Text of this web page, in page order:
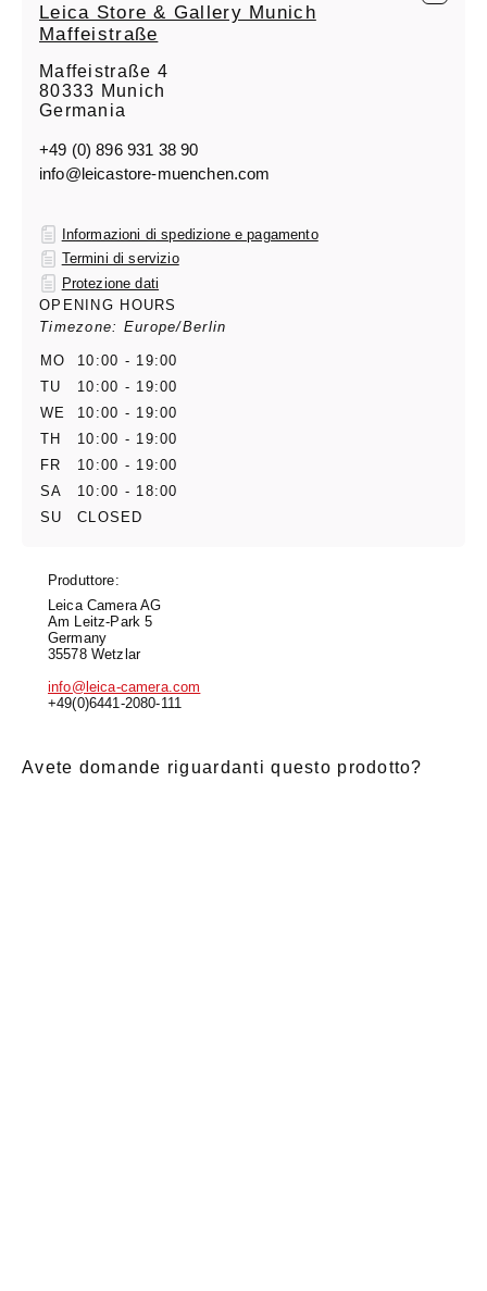
Leica Store & Gallery Munich
Maffeistraße
Maffeistraße 4
80333 Munich
Germania
+49 (0) 896 931 38 90
info@leicastore-muenchen.com
Informazioni di spedizione e pagamento
Termini di servizio
Protezione dati
OPENING HOURS
Timezone: Europe/Berlin
MO
10:00 - 19:00
TU
10:00 - 19:00
WE
10:00 - 19:00
TH
10:00 - 19:00
FR
10:00 - 19:00
SA
10:00 - 18:00
SU
CLOSED
Produttore:
Leica Camera AG
Am Leitz-Park 5
Germany
35578 Wetzlar
info@leica-camera.com
+49(0)6441-2080-111
Avete domande riguardanti questo prodotto?